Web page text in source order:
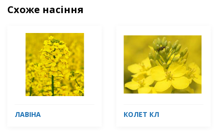
Схоже насіння
ЛАВІНА КОЛЕТ КЛ